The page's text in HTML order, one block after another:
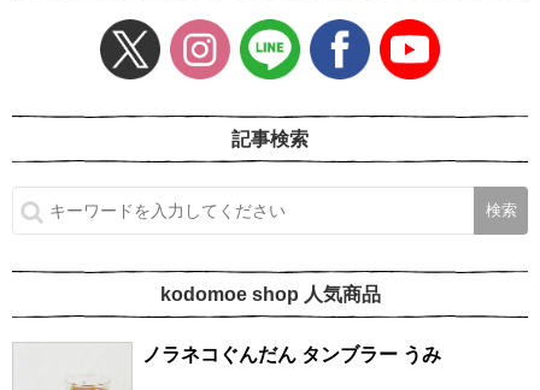
記事検索
kodomoe shop 人気商品
ノラネコぐんだん タンブラー うみ